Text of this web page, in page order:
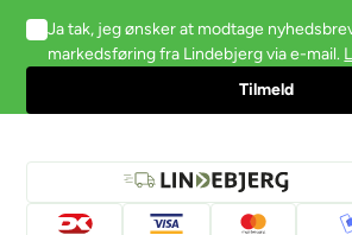
Ja tak, jeg ønsker at modtage
markedsføring fra Lindebjerg via e-mail.